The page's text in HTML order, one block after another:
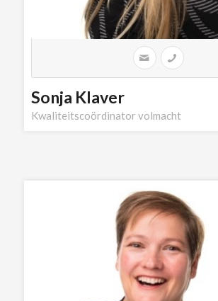
Sonja Klaver
Kwaliteitscoördinator volmacht